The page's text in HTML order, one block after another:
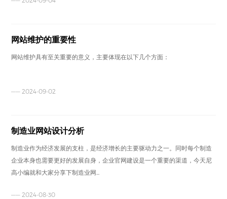
网站维护的重要性
网站维护具有至关重要的意义，主要体现在以下几个方面：
—— 2024-09-02
制造业网站设计分析
制造业作为经济发展的支柱，是经济增长的主要驱动力之一。同时每个制造
企业本身也需要更好的发展自身，企业官网建设是一个重要的渠道，今天尼
高小编就和大家分享下制造业网...
—— 2024-08-30